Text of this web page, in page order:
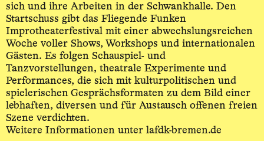
sich und ihre Arbeiten in der Schwankhalle. Den
Startschuss gibt das Fliegende Funken
Improtheaterfestival mit einer abwechslungsreichen
Woche voller Shows, Workshops und internationalen
Gästen. Es folgen Schauspiel- und
Tanzvorstellungen, theatrale Experimente und
Performances, die sich mit kulturpolitischen und
spielerischen Gesprächsformaten zu dem Bild einer
lebhaften, diversen und für Austausch offenen freien
Szene verdichten.
Weitere Informationen unter lafdk-bremen.de